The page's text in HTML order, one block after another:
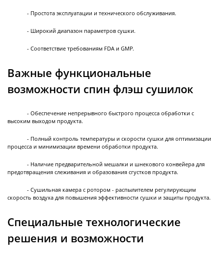
скорости
Перистальтические насосы с регулировкой
Перистальтические насосы с регулировкой
Перистальтические насосы промышленные
Взрывозащищенные перистальтические
насосы
Система перистальтических насосов для
наполнения
Головки перистальтических насосов
Далее
Системы очистки
газов
- Простота эксплуатации и технического обслуживания.
- Широкий диапазон параметров сушки.
- Соответствие требованиям FDA и GMP.
Важные функциональные
возможности спин флэш сушилок
- Обеспечение непрерывного быстрого процесса обработки с
высоким выходом продукта.
- Полный контроль температуры и скорости сушки для оптимизации
процесса и минимизации времени обработки продукта.
- Наличие предварительной мешалки и шнекового конвейера для
предотвращения слеживания и образования сгустков продукта.
- Сушильная камера с ротором - распылителем регулирующим
скорость воздуха для повышения эффективности сушки и защиты продукта.
Специальные технологические
решения и возможности